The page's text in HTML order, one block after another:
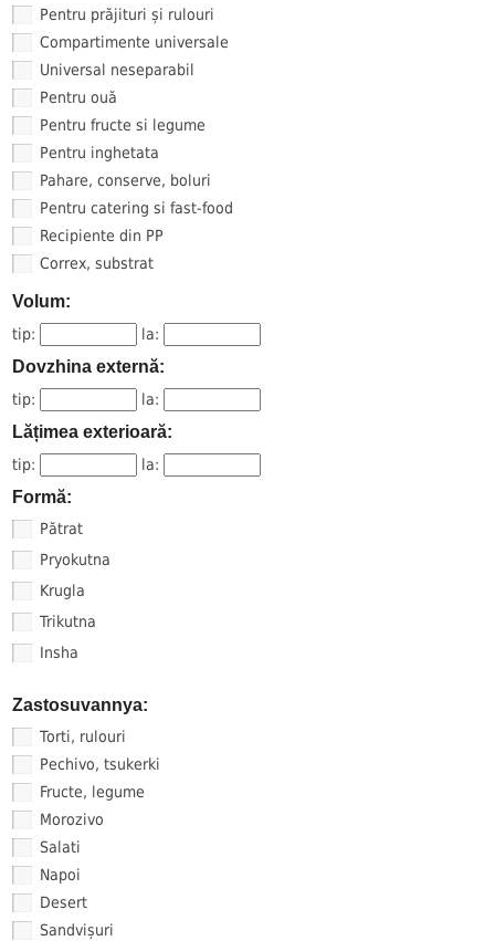
Pentru prăjituri și rulouri
Compartimente universale
Universal neseparabil
Pentru ouă
Pentru fructe si legume
Pentru inghetata
Pahare, conserve, boluri
Pentru catering si fast-food
Recipiente din PP
Correx, substrat
Volum:
tip: la:
Dovzhina externă:
tip: la:
Lățimea exterioară:
tip: la:
Formă:
Pătrat
Pryokutna
Krugla
Trikutna
Insha
Zastosuvannya:
Torti, rulouri
Pechivo, tsukerki
Fructe, legume
Morozivo
Salati
Napoi
Desert
Sandvișuri